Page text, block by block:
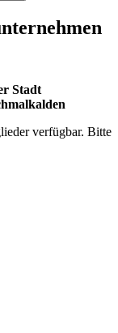
Stadt
verfügbar. Bitte